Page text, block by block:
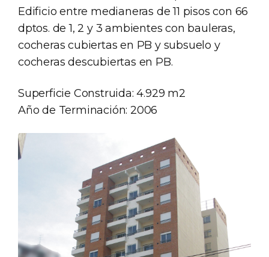
Edificio entre medianeras de 11 pisos con 66
dptos. de 1, 2 y 3 ambientes con bauleras,
cocheras cubiertas en PB y subsuelo y
cocheras descubiertas en PB.
Superficie Construida: 4.929 m2
Año de Terminación: 2006